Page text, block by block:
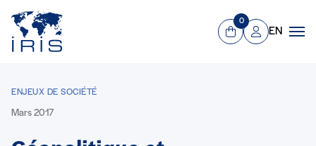
Aller au contenu principal
Panier
0
Mon compte
EN
ENJEUX DE SOCIÉTÉ
Mars 2017